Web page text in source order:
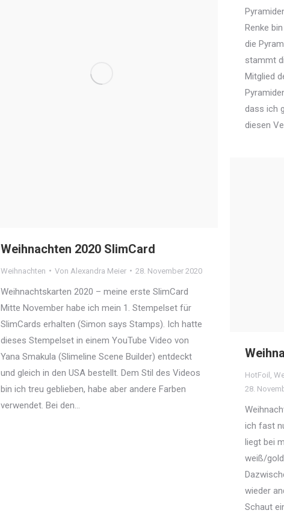
Renke
die
stammt
Mitglied
dass ich
diesen
Weihnachten 2020 SlimCard
Weihnachten Von Alexandra Meier 28. November 2020
Weihnachtskarten 2020 – meine erste SlimCard
Mitte November habe ich mein 1. Stempelset für
SlimCards erhalten (Simon says Stamps). Ich hatte
dieses Stempelset in einem YouTube Video von
Yana Smakula (Slimeline Scene Builder) entdeckt
und gleich in den USA bestellt. Dem Stil des Videos
bin ich treu geblieben, habe aber andere Farben
verwendet. Bei den…
HotFoil
28.
ich fast
liegt bei
weiß/
wieder
Schaut